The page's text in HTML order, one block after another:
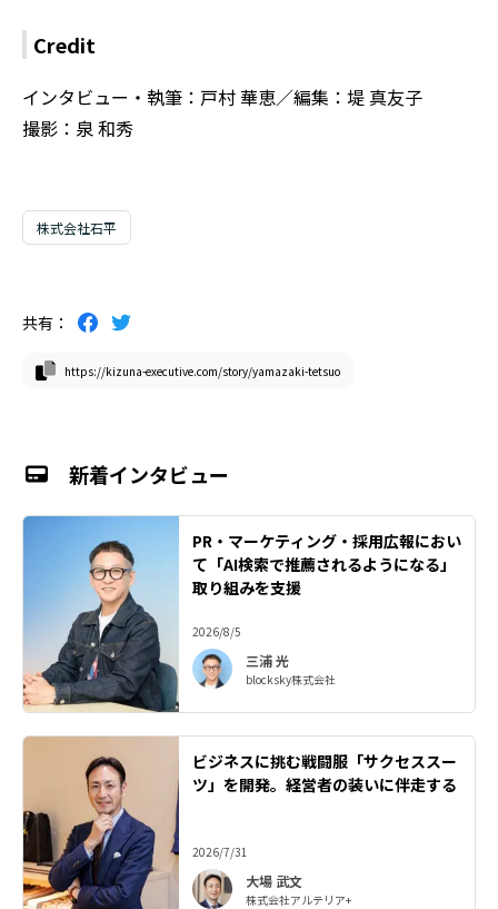
Credit
インタビュー・執筆：戸村 華恵／編集：堤 真友子
撮影：泉 和秀
株式会社石平
共有：
https://kizuna-executive.com/story/yamazaki-tetsuo
新着インタビュー
PR・マーケティング・採用広報におい
て「AI検索で推薦されるようになる」
取り組みを支援
2026/8/5
三浦 光
blocksky株式会社
ビジネスに挑む戦闘服「サクセススー
ツ」を開発。経営者の装いに伴走する
2026/7/31
大場 武文
株式会社アルテリア+